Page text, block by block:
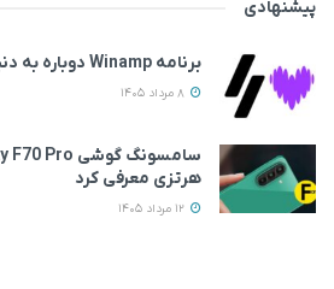
پیشنهادی
برنامه Winamp دوباره به دنیای موسیقی برمی‌گردد
هرتزی معرفی کرد